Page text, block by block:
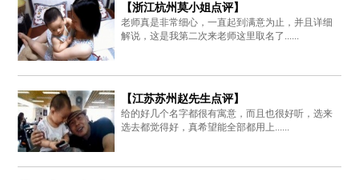
【浙江杭州莫小姐点评】
老师真是非常细心，一直起到满意为止，并且详细
解说，这是我第二次来老师这里取名了......
【江苏苏州赵先生点评】
给的好几个名字都很有寓意，而且也很好听，选来
选去都觉得好，真希望能全部都用上......